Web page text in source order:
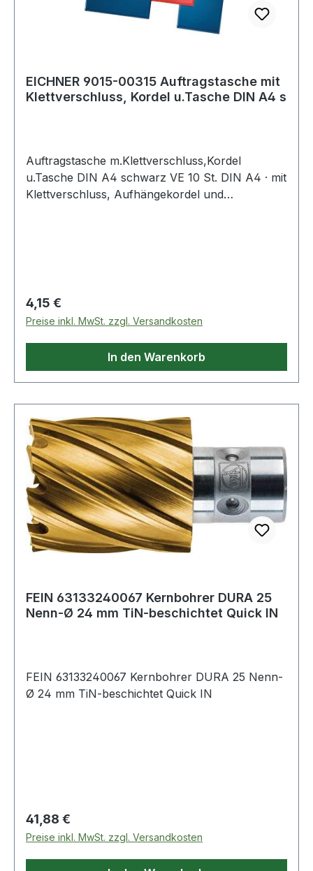
EICHNER 9015-00315 Auftragstasche mit
Klettverschluss, Kordel u.Tasche DIN A4 s
Auftragstasche m.Klettverschluss,Kordel
u.Tasche DIN A4 schwarz VE 10 St. DIN A4 · mit
Klettverschluss, Aufhängekordel und
Regulärer Preis:
4,15 €
Preise inkl. MwSt. zzgl. Versandkosten
In den Warenkorb
FEIN 63133240067 Kernbohrer DURA 25
Nenn-Ø 24 mm TiN-beschichtet Quick IN
FEIN 63133240067 Kernbohrer DURA 25 Nenn-
Ø 24 mm TiN-beschichtet Quick IN
Regulärer Preis:
41,88 €
Preise inkl. MwSt. zzgl. Versandkosten